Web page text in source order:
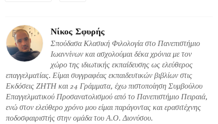
Νίκος Σφυρής
Σπούδασα Κλασική Φιλολογία στο Πανεπιστήμιο
Ιωαννίνων και ασχολούμαι δέκα χρόνια με τον
χώρο της ιδιωτικής εκπαίδευσης ως ελεύθερος
επαγγελματίας. Είμαι συγγραφέας εκπαιδευτικών βιβλίων στις
Εκδόσεις ΖΗΤΗ και 24 Γράμματα, έχω πιστοποίηση Συμβούλου
Επαγγελματικού Προσανατολισμού από το Πανεπιστήμιο Πειραιά,
ενώ στον ελεύθερο χρόνο μου είμαι παράγοντας και ερασιτέχνης
ποδοσφαιριστής στην ομάδα του Α.Ο. Διονύσου.